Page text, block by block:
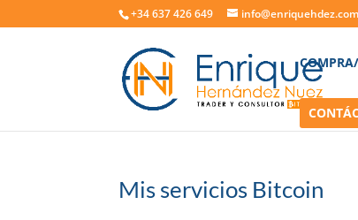
+34 637 426 649 info@enriquehdez.com
Mis servicios Bitcoin